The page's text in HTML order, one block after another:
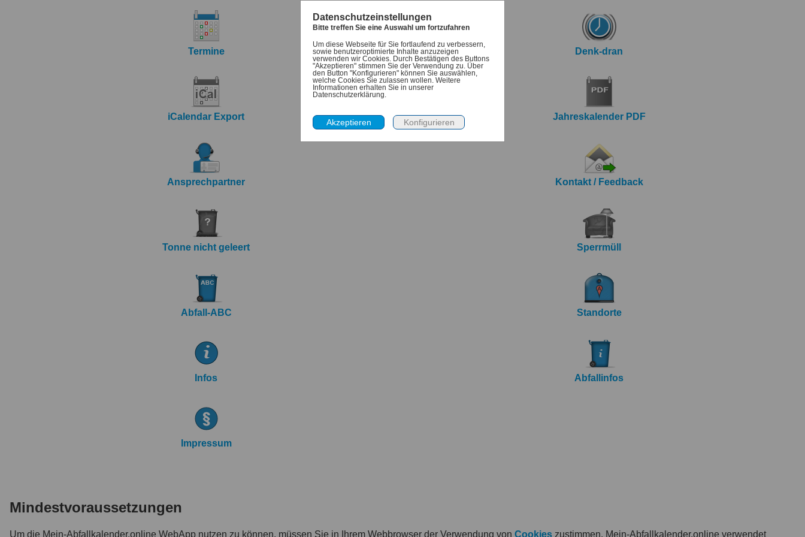
Termine Denk-dran
iCalendar Export Jahreskalender PDF
Ansprechpartner Kontakt / Feedback
Tonne nicht geleert Sperrmüll
Abfall-ABC Standorte
Infos Abfallinfos
Impressum
Mindestvoraussetzungen
Um die Mein-Abfallkalender.online WebApp nutzen zu können, müssen Sie in Ihrem Webbrowser der Verwendung von Cookies zustimmen. Mein-Abfallkalender.online verwendet
Datenschutzeinstellungen
Bitte treffen Sie eine Auswahl um fortzufahren
Um diese Webseite für Sie fortlaufend zu verbessern,
sowie benutzeroptimierte Inhalte anzuzeigen
verwenden wir Cookies. Durch Bestätigen des Buttons
"Akzeptieren" stimmen Sie der Verwendung zu. Über
den Button "Konfigurieren" können Sie auswählen,
welche Cookies Sie zulassen wollen. Weitere
Informationen erhalten Sie in unserer
Datenschutzerklärung.